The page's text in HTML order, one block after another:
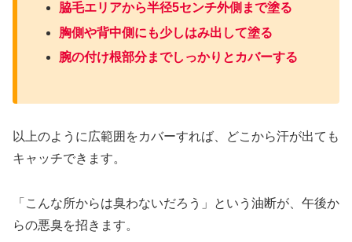
脇毛エリアから半径5センチ外側まで塗る
胸側や背中側にも少しはみ出して塗る
腕の付け根部分までしっかりとカバーする
以上のように広範囲をカバーすれば、どこから汗が出ても
キャッチできます。
「こんな所からは臭わないだろう」という油断が、午後か
らの悪臭を招きます。